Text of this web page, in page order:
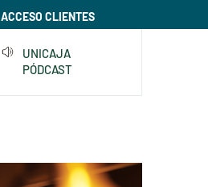
ACCESO CLIENTES
UNICAJA
PÓDCAST